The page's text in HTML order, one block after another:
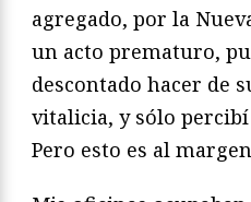
agregado, por la
un acto prematuro,
descontado hacer de
vitalicia, y sólo
Pero esto es al